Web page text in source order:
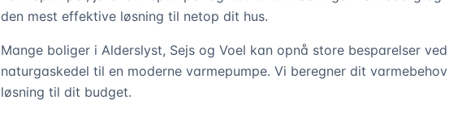
den mest effektive løsning til netop dit hus.
Mange boliger i Alderslyst, Sejs og Voel kan opnå store besparelser
naturgaskedel til en moderne varmepumpe. Vi beregner dit
løsning til dit budget.